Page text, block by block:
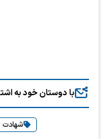
با دوستان خود به
شهادت